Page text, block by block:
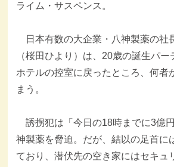
ライム・サスペンス。
日本有数の大企業・八神製薬の社
（桜田ひより）は、20歳の誕生パー
ホテルの控室に戻ったところ、何者
まう。
誘拐犯は「今日の18時までに3億
神製薬を脅迫。だが、結以の足首に
ており、潜伏先の空き家にはセキュ